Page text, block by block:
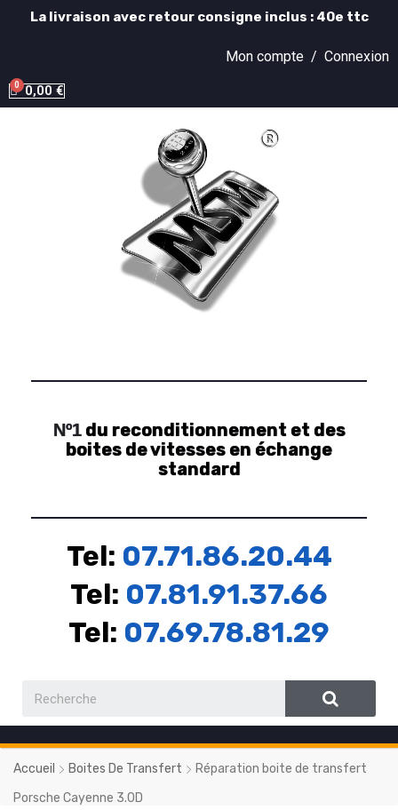
La livraison avec retour consigne inclus : 40e ttc
Mon compte / Connexion
0,00 €
Nº1du reconditionnement et des
boites de vitesses en échange
standard
Tel: 07.71.86.20.44
Tel: 07.81.91.37.66
Tel: 07.69.78.81.29
Accueil Boites De Transfert
Réparation boite de transfert
Porsche Cayenne 3.0D